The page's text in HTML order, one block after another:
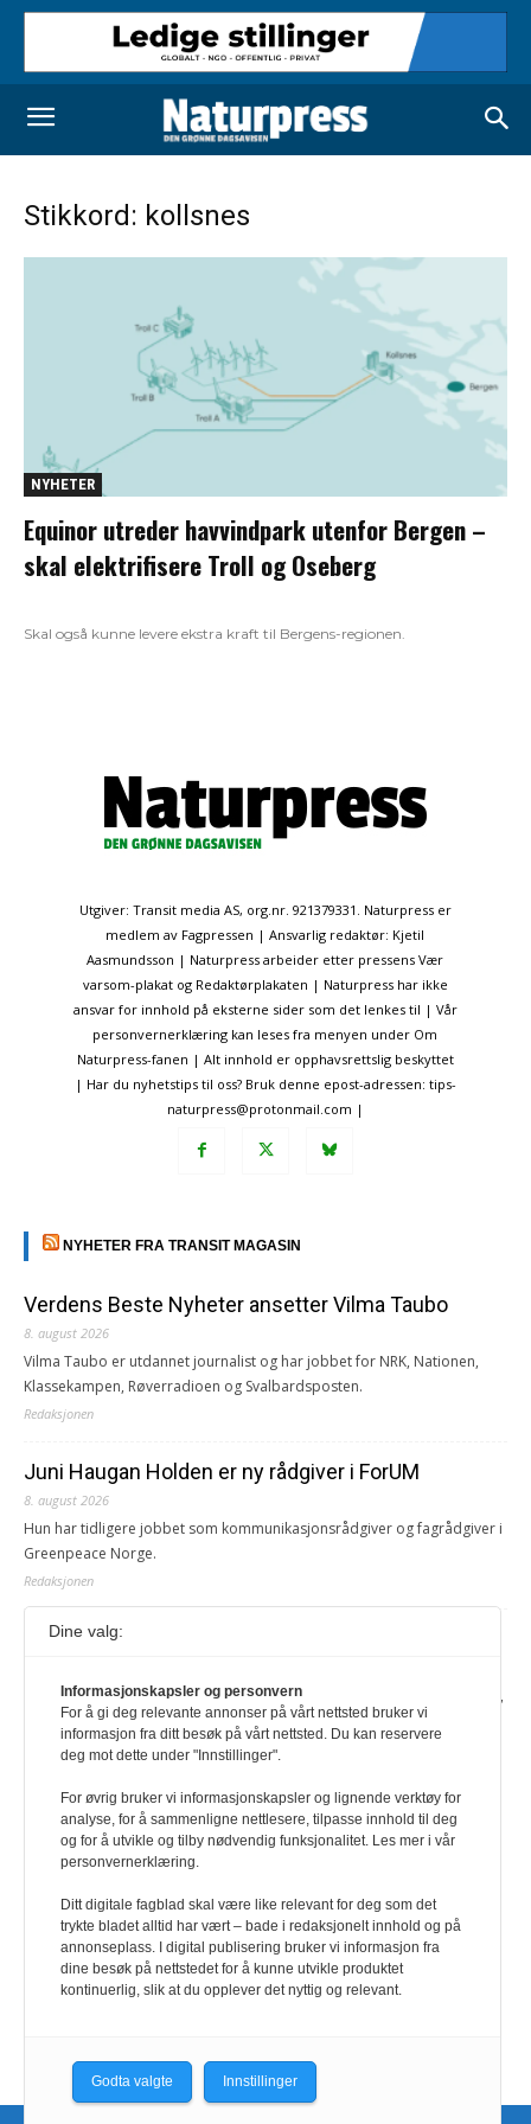
Stikkord: kollsnes
NYHETER
Equinor utreder havvindpark utenfor Bergen –
skal elektrifisere Troll og Oseberg
Skal også kunne levere ekstra kraft til Bergens-regionen.
Utgiver: Transit media AS, org.nr. 921379331. Naturpress er
medlem av Fagpressen | Ansvarlig redaktør: Kjetil
Aasmundsson | Naturpress arbeider etter pressens Vær
varsom-plakat og Redaktørplakaten | Naturpress har ikke
ansvar for innhold på eksterne sider som det lenkes til | Vår
personvernerklæring kan leses fra menyen under Om
Naturpress-fanen | Alt innhold er opphavsrettslig beskyttet
| Har du nyhetstips til oss? Bruk denne epost-adressen: tips-
naturpress@protonmail.com |
NYHETER FRA TRANSIT MAGASIN
Verdens Beste Nyheter ansetter Vilma Taubo
8. august 2026
Vilma Taubo er utdannet journalist og har jobbet for NRK, Nationen,
Klassekampen, Røverradioen og Svalbardsposten.
Redaksjonen
Juni Haugan Holden er ny rådgiver i ForUM
8. august 2026
Hun har tidligere jobbet som kommunikasjonsrådgiver og fagrådgiver i
Greenpeace Norge.
Redaksjonen
Journalist fra Vietnam idømt 7 års fengsel
Kommunistpartiet i Vietnam har total kontroll over alle offisielle medier,
aviser, TV- og radiokanaler. For å lese denne må du ha abonnement
Logg inn her Ny abonnent? Velg Årsabonnement, Månedsabonnement
og bedrifter.
Redaksjonen
Dine valg:
Informasjonskapsler og personvern
For å gi deg relevante annonser på vårt nettsted bruker vi
informasjon fra ditt besøk på vårt nettsted. Du kan reservere
deg mot dette under "Innstillinger".
For øvrig bruker vi informasjonskapsler og lignende verktøy for
analyse, for å sammenligne nettlesere, tilpasse innhold til deg
og for å utvikle og tilby nødvendig funksjonalitet. Les mer i vår
personvernerklæring.
Ditt digitale fagblad skal være like relevant for deg som det
trykte bladet alltid har vært – bade i redaksjonelt innhold og på
annonseplass. I digital publisering bruker vi informasjon fra
dine besøk på nettstedet for å kunne utvikle produktet
kontinuerlig, slik at du opplever det nyttig og relevant.
Godta valgte Innstillinger